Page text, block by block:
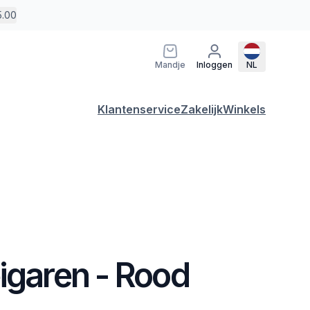
Mandje Inloggen NL
KlantenserviceZakelijkWinkels
- Rood